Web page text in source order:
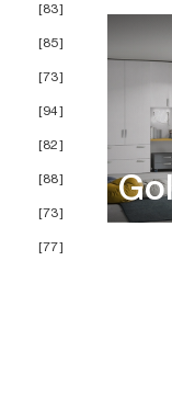
83
85
73
94
82
88
73
77